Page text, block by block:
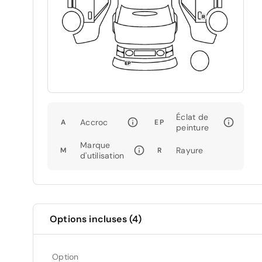
A Accroc EP
Éclat de
peinture
M
Marque
d'utilisation
R Rayure
Options incluses (4)
Option